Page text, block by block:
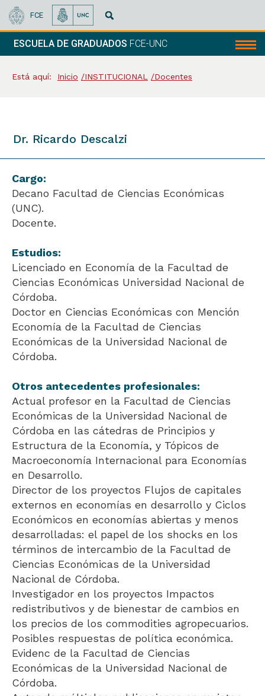
FCE
ESCUELA DE GRADUADOS FCE-UNC
Está aquí: Inicio INSTITUCIONAL Docentes
Dr. Ricardo Descalzi
Cargo:
Decano Facultad de Ciencias Económicas
(UNC).
Docente.
Estudios:
Licenciado en Economía de la Facultad de
Ciencias Económicas Universidad Nacional de
Córdoba.
Doctor en Ciencias Económicas con Mención
Economía de la Facultad de Ciencias
Económicas de la Universidad Nacional de
Córdoba.
Otros antecedentes profesionales:
Actual profesor en la Facultad de Ciencias
Económicas de la Universidad Nacional de
Córdoba en las cátedras de Principios y
Estructura de la Economía, y Tópicos de
Macroeconomía Internacional para Economías
en Desarrollo.
Director de los proyectos Flujos de capitales
externos en economías en desarrollo y Ciclos
Económicos en economías abiertas y menos
desarrolladas: el papel de los shocks en los
términos de intercambio de la Facultad de
Ciencias Económicas de la Universidad
Nacional de Córdoba.
Investigador en los proyectos Impactos
redistributivos y de bienestar de cambios en
los precios de los commodities agropecuarios.
Posibles respuestas de política económica.
Evidenc de la Facultad de Ciencias
Económicas de la Universidad Nacional de
Córdoba.